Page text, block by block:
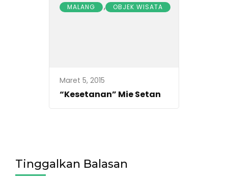
MALANG , OBJEK WISATA
Maret 5, 2015
“Kesetanan” Mie Setan
Tinggalkan Balasan